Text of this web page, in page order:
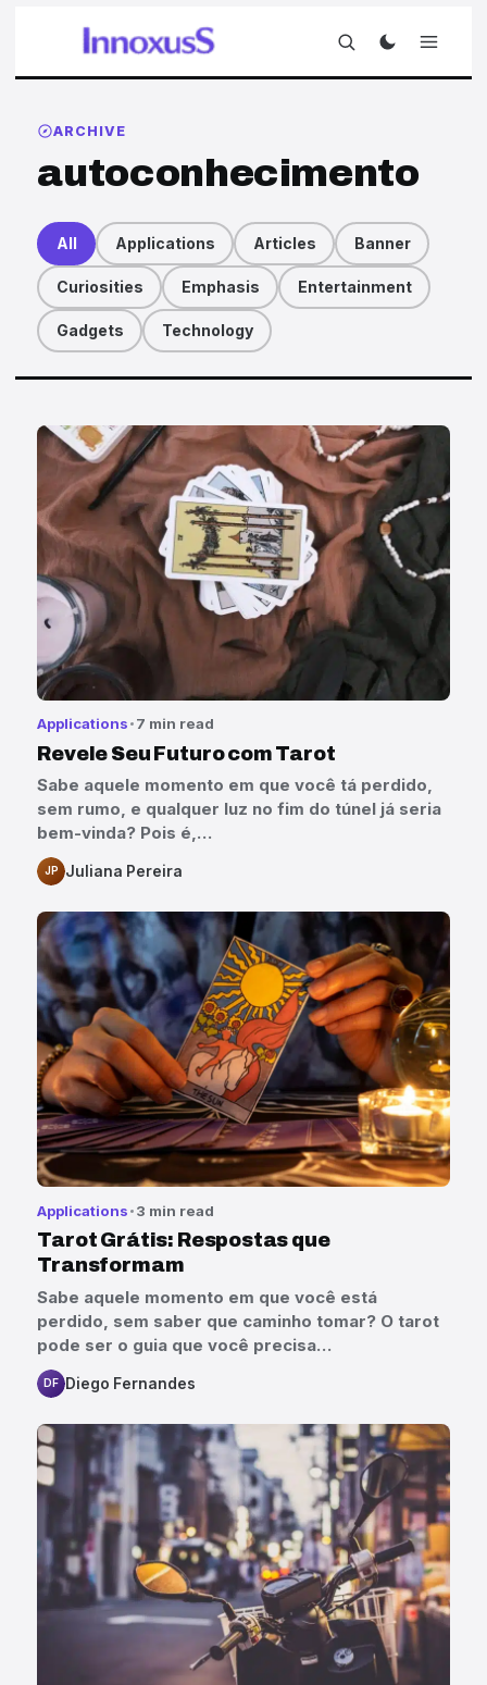
ARCHIVE
autoconhecimento
All Applications Articles Banner
Curiosities Emphasis Entertainment
Gadgets Technology
Articles
Applications 7 min read
Revele Seu Futuro com Tarot
Sabe aquele momento em que você tá perdido,
sem rumo, e qualquer luz no fim do túnel já seria
bem-vinda? Pois é,…
JP Juliana Pereira
Applications 3 min read
Tarot Grátis: Respostas que
Transformam
Sabe aquele momento em que você está
perdido, sem saber que caminho tomar? O tarot
pode ser o guia que você precisa…
DF Diego Fernandes